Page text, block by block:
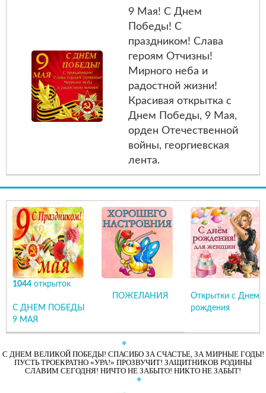
9 Мая! С Днем
Победы! С
праздником! Слава
героям Отчизны!
Мирного неба и
радостной жизни!
Красивая открытка с
Днем Победы, 9 Мая,
орден Отечественной
войны, георгиевская
лента.
1044 открыток
С ДНЕМ ПОБЕДЫ
9 МАЯ
ПОЖЕЛАНИЯ
Открытки с Днем
рождения
С ДНЕМ ВЕЛИКОЙ ПОБЕДЫ! СПАСИБО ЗА СЧАСТЬЕ, ЗА МИРНЫЕ ГОДЫ!
ПУСТЬ ТРОЕКРАТНО «УРА!» ПРОЗВУЧИТ! ЗАЩИТНИКОВ РОДИНЫ
СЛАВИМ СЕГОДНЯ! НИЧТО НЕ ЗАБЫТО! НИКТО НЕ ЗАБЫТ!